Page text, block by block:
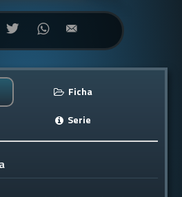
Ficha
Serie